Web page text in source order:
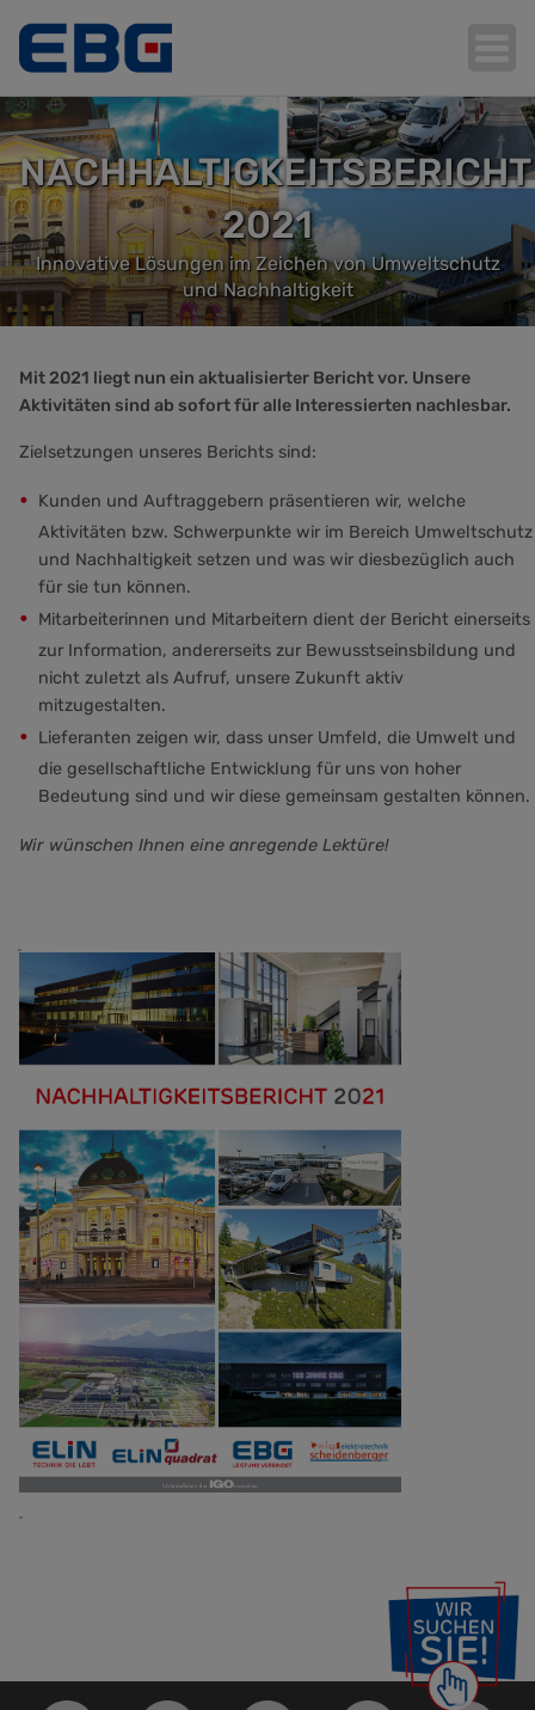
Hauptnavigation
NACHHALTIGKEITSBERICHT
2021
Innovative Lösungen im Zeichen von Umweltschutz
und Nachhaltigkeit
Mit 2021 liegt nun ein aktualisierter Bericht vor. Unsere
Aktivitäten sind ab sofort für alle Interessierten nachlesbar.
Zielsetzungen unseres Berichts sind:
Kunden und Auftraggebern präsentieren wir, welche
Aktivitäten bzw. Schwerpunkte wir im Bereich Umweltschutz
und Nachhaltigkeit setzen und was wir diesbezüglich auch
für sie tun können.
Mitarbeiterinnen und Mitarbeitern dient der Bericht einerseits
zur Information, andererseits zur Bewusstseinsbildung und
nicht zuletzt als Aufruf, unsere Zukunft aktiv
mitzugestalten.
Lieferanten zeigen wir, dass unser Umfeld, die Umwelt und
die gesellschaftliche Entwicklung für uns von hoher
Bedeutung sind und wir diese gemeinsam gestalten können.
Wir wünschen Ihnen eine anregende Lektüre!